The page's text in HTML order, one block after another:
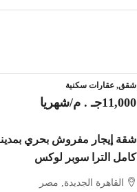
شقق, عقارات سكنية
11,000جـ . م /شهريا
شقة إيجار مفروش بحري
كامل الترا سوبر لوكس
القاهرة الجديدة, مصر